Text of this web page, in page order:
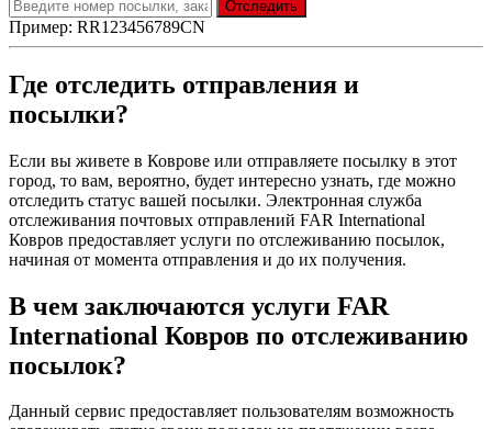
Пример: RR123456789CN
Где отследить отправления и
посылки?
Если вы живете в Коврове или отправляете посылку в этот
город, то вам, вероятно, будет интересно узнать, где можно
отследить статус вашей посылки. Электронная служба
отслеживания почтовых отправлений FAR International
Ковров предоставляет услуги по отслеживанию посылок,
начиная от момента отправления и до их получения.
В чем заключаются услуги FAR
International Ковров по отслеживанию
посылок?
Данный сервис предоставляет пользователям возможность